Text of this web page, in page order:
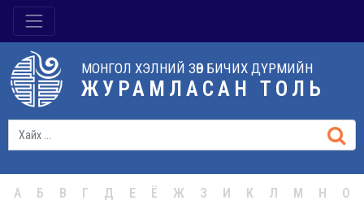
МОНГОЛ ХЭЛНИЙ ЗӨВ БИЧИХ ДҮРМИЙН
ЖУРАМЛАСАН ТОЛЬ
А Б В Г Д Е Ё Ж З И К Л М Н О